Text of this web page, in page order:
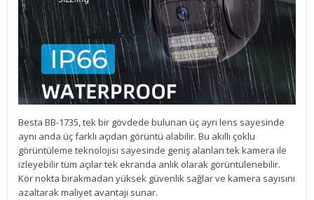
Besta BB-1735, tek bir gövdede bulunan üç ayrı lens sayesinde
aynı anda üç farklı açıdan görüntü alabilir. Bu akıllı çoklu
görüntüleme teknolojisi sayesinde geniş alanları tek kamera ile
izleyebilir tüm açılar tek ekranda anlık olarak görüntülenebilir.
Kör nokta bırakmadan yüksek güvenlik sağlar ve kamera sayısını
azaltarak maliyet avantajı sunar.